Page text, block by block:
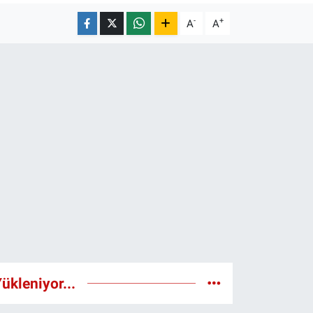
A- A+